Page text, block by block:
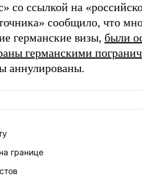
со ссылкой на
сообщило, что
германские визы, были
германскими
аннулированы.
границе